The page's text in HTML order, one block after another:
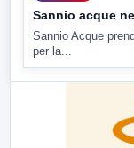
Sannio acque
Sannio Acque
per la...